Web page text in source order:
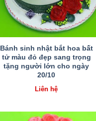
Bánh sinh nhật bắt hoa bất
tử màu đỏ đẹp sang trọng
tặng người lớn cho ngày
20/10
Liên hệ